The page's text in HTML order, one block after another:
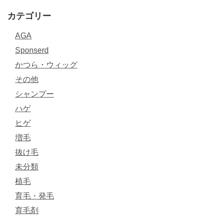
カテゴリー
AGA
Sponserd
かつら・ウィッグ
その他
シャンプー
ハゲ
ヒゲ
増毛
抜け毛
未分類
植毛
育毛・発毛
育毛剤